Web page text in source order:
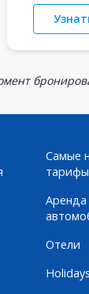
Самые
тарифы
Аренда
Отели
Holidays